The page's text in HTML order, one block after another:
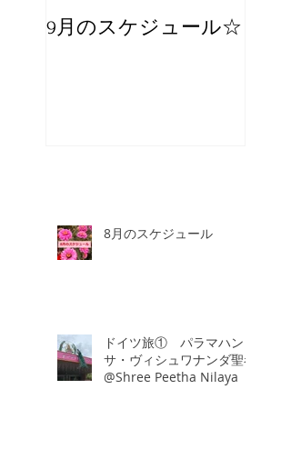
9月のスケジュール☆
8月のスケジュール
ドイツ旅① パラマハン
サ・ヴィシュワナンダ聖者
@Shree Peetha Nilaya